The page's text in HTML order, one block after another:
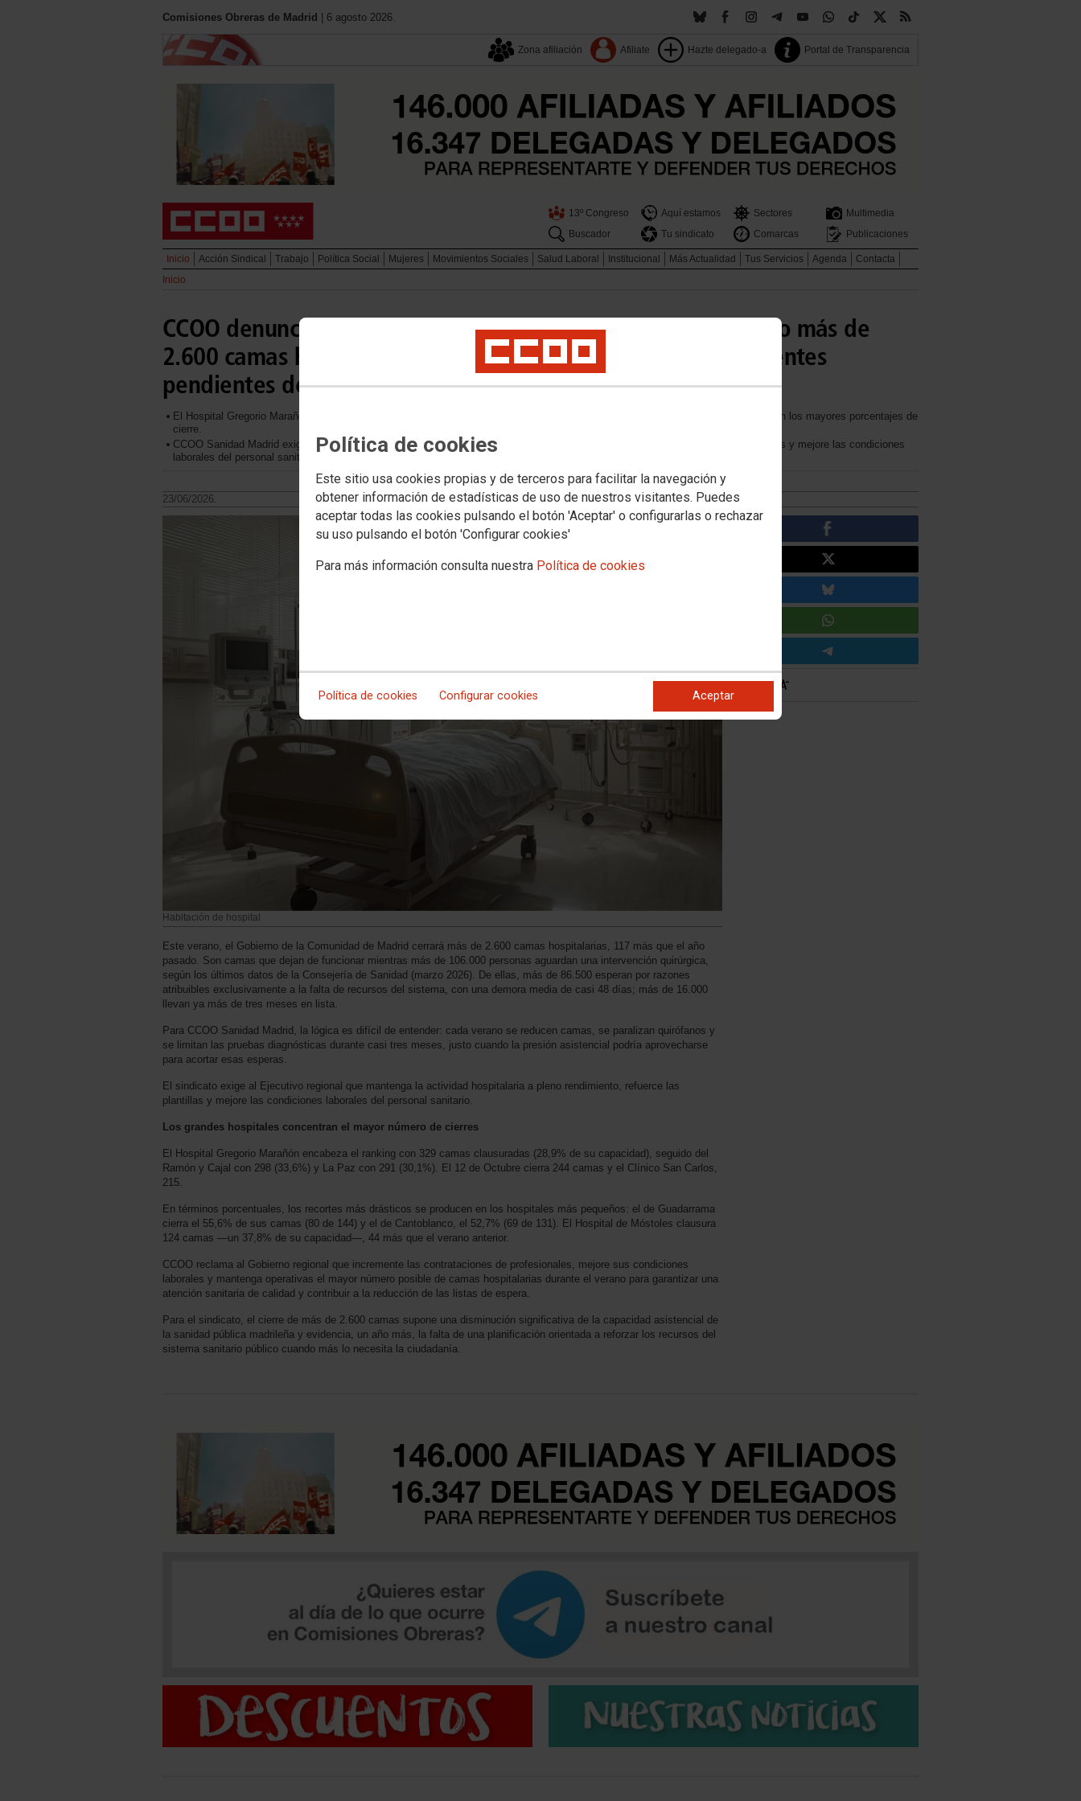
Política de cookies
Este sitio usa cookies propias y de terceros para facilitar la navegación y
obtener información de estadísticas de uso de nuestros visitantes. Puedes
aceptar todas las cookies pulsando el botón 'Aceptar' o configurarlas o rechazar
su uso pulsando el botón 'Configurar cookies'
Para más información consulta nuestra Política de cookies
Política de cookies Configurar cookies Aceptar
Comisiones Obreras de Madrid | 6 agosto 2026.
Zona afiliación Afiliate Hazte delegado-a Portal de Transparencia
13º Congreso Aquí estamos Sectores
Multimedia
Buscador
Tu sindicato Comarcas Publicaciones
Inicio Acción Sindical Trabajo Política Social Mujeres Movimientos Sociales Salud Laboral Institucional Más Actualidad Tus Servicios Agenda
Contacta
Inicio
CCOO denuncia que el Gobierno de Ayuso cerrará este verano más de
2.600 camas hospitalarias pese a tener más de 106.000 pacientes
pendientes de una cirugía
El Hospital Gregorio Marañón será el que más camas clausure, mientras que los de Guadarrama, Cantoblanco y Móstoles registran los mayores porcentajes de
cierre.
CCOO Sanidad Madrid exige al Ejecutivo regional que mantenga la actividad hospitalaria a pleno rendimiento, refuerce las plantillas y mejore las condiciones
laborales del personal sanitario.
23/06/2026.
Habitación de hospital
Este verano, el Gobierno de la Comunidad de Madrid cerrará más de 2.600 camas hospitalarias, 117 más que el año
pasado. Son camas que dejan de funcionar mientras más de 106.000 personas aguardan una intervención quirúrgica,
según los últimos datos de la Consejería de Sanidad (marzo 2026). De ellas, más de 86.500 esperan por razones
atribuibles exclusivamente a la falta de recursos del sistema, con una demora media de casi 48 días; más de 16.000
llevan ya más de tres meses en lista.
Para CCOO Sanidad Madrid, la lógica es difícil de entender: cada verano se reducen camas, se paralizan quirófanos y
se limitan las pruebas diagnósticas durante casi tres meses, justo cuando la presión asistencial podría aprovecharse
para acortar esas esperas.
El sindicato exige al Ejecutivo regional que mantenga la actividad hospitalaria a pleno rendimiento, refuerce las
plantillas y mejore las condiciones laborales del personal sanitario.
Los grandes hospitales concentran el mayor número de cierres
El Hospital Gregorio Marañón encabeza el ranking con 329 camas clausuradas (28,9% de su capacidad), seguido del
Ramón y Cajal con 298 (33,6%) y La Paz con 291 (30,1%). El 12 de Octubre cierra 244 camas y el Clínico San Carlos,
215.
En términos porcentuales, los recortes más drásticos se producen en los hospitales más pequeños: el de Guadarrama
cierra el 55,6% de sus camas (80 de 144) y el de Cantoblanco, el 52,7% (69 de 131). El Hospital de Móstoles clausura
124 camas —un 37,8% de su capacidad—, 44 más que el verano anterior.
CCOO reclama al Gobierno regional que incremente las contrataciones de profesionales, mejore sus condiciones
laborales y mantenga operativas el mayor número posible de camas hospitalarias durante el verano para garantizar una
atención sanitaria de calidad y contribuir a la reducción de las listas de espera.
Para el sindicato, el cierre de más de 2.600 camas supone una disminución significativa de la capacidad asistencial de
la sanidad pública madrileña y evidencia, un año más, la falta de una planificación orientada a reforzar los recursos del
sistema sanitario público cuando más lo necesita la ciudadanía.